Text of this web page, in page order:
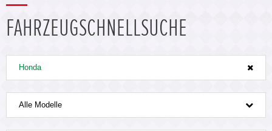
FAHRZEUGSCHNELLSUCHE
Honda
Alle Modelle